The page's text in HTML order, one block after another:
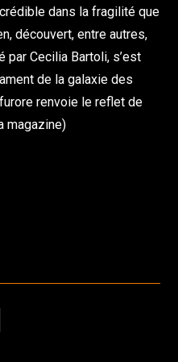
dans la fragilité que
découvert, entre autres,
par Cecilia Bartoli, s’est
de la galaxie des
renvoie le reflet de
magazine)